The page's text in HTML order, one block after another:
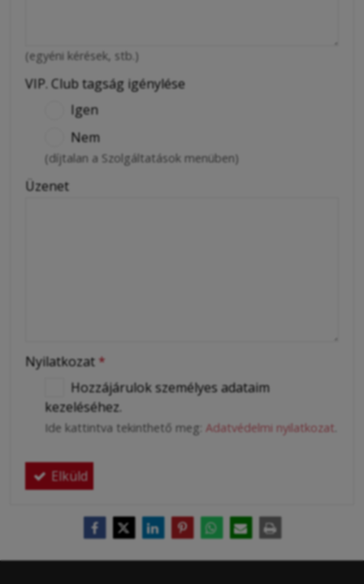
(egyéni kérések, stb.)
VIP. Club tagság igénylése
Igen
Nem
(díjtalan a Szolgáltatások menüben)
Üzenet
Nyilatkozat *
Hozzájárulok személyes adataim
kezeléséhez.
Ide kattintva tekinthető meg: Adatvédelmi nyilatkozat
Elküld